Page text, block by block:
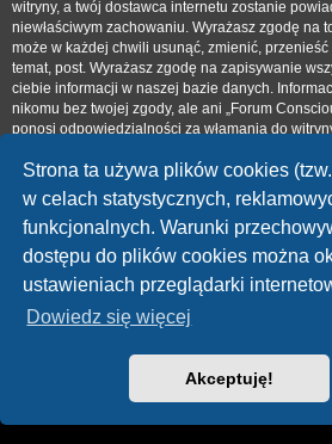
Strona ta używa plików cookies
w celach statystycznych,
funkcjonalnych. Warunki
dostępu do plików cookies można
ustawieniach przeglądarki
Dowiedz się więcej
Akceptuję!
witryny, a twój dostawca internetu zostanie
niewłaściwym zachowaniu. Wyrażasz zgodę na
może w każdej chwili usunąć, zmienić,
temat, post. Wyrażasz zgodę na zapisywanie
ciebie informacji w naszej bazie danych.
nikomu bez twojej zgody, ale ani „Forum
ponosi odpowiedzialności za włamania do
FORUM
Technologię dostarczaphpBB
® Forum
Zasady ochrony danych osobowych